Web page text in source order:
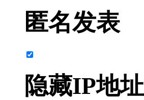
匿名发表
隐藏IP地址